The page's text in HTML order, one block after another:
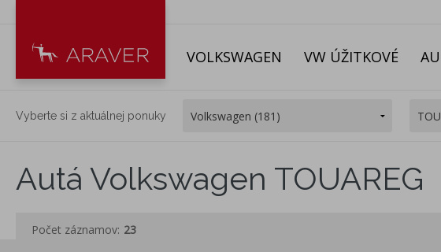
VOLKSWAGEN VW ÚŽITKOVÉ
Vyberte si z aktuálnej ponuky
Autá Volkswagen TOUAREG
Počet záznamov: 23